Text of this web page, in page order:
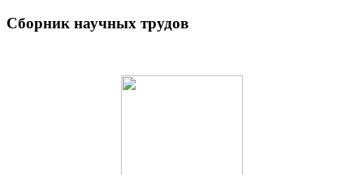
Сборник научных трудов